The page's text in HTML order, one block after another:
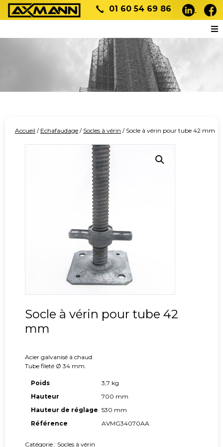
01 60 54 69 86
Accueil / Echafaudage / Socles à vérin / Socle à vérin pour tube 42 mm
Socle à vérin pour tube 42
mm
Acier galvanisé à chaud.
Tube fileté Ø 34 mm.
Poids
3,7 kg
Hauteur
700 mm
Hauteur de réglage 530 mm
Référence
AVMG34070AA
Catégorie : Socles à vérin